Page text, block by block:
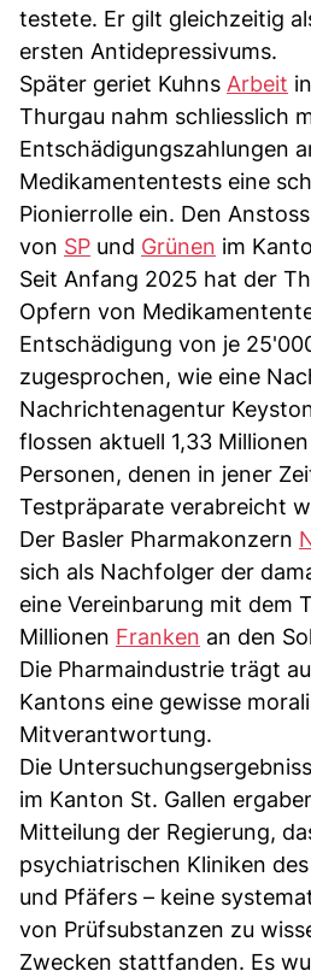
testete. Er gilt gleichzeitig
ersten Antidepressivums.
Später geriet Kuhns Arbeit
Thurgau nahm schliesslich
Entschädigungszahlungen
Medikamententests eine
Pionierrolle ein. Den
von SP und Grünen im
Seit Anfang 2025 hat der
Opfern von
Entschädigung von je
zugesprochen, wie eine
Nachrichtenagentur
flossen aktuell 1,33 Millionen
Personen, denen in jener
Testpräparate verabreicht
Der Basler Pharmakonzern
sich als Nachfolger der
eine Vereinbarung mit dem
Millionen Franken an den
Die Pharmaindustrie trägt
Kantons eine gewisse
Mitverantwortung.
Die
im Kanton St. Gallen
Mitteilung der Regierung,
psychiatrischen Kliniken
und Pfäfers – keine
von Prüfsubstanzen zu
Zwecken stattfanden. Es